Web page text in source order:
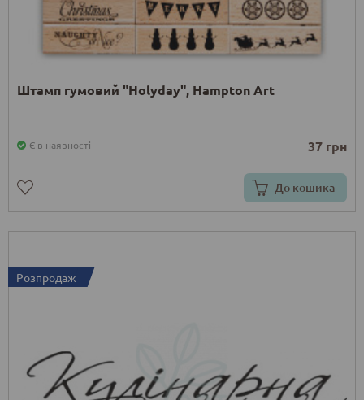
Штамп гумовий "Holyday", Hampton Art
Є в наявності 37 грн
До кошика
Розпродаж